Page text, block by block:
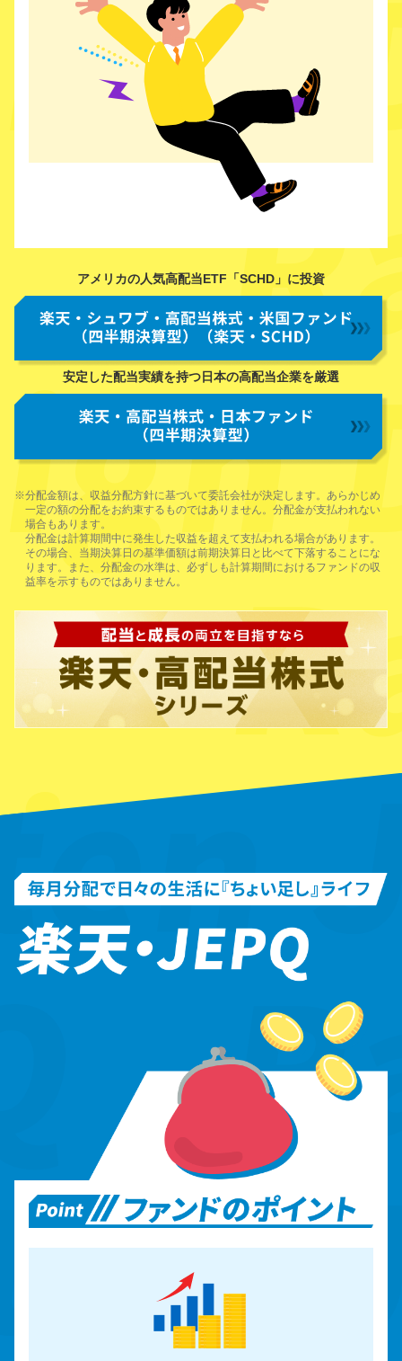
アメリカの人気高配当ETF「SCHD」に投資
安定した配当実績を持つ日本の高配当企業を厳選
※分配金額は、収益分配方針に基づいて委託会社が決定します。あらかじめ
一定の額の分配をお約束するものではありません。分配金が支払われない
場合もあります。
分配金は計算期間中に発生した収益を超えて支払われる場合があります。
その場合、当期決算日の基準価額は前期決算日と比べて下落することにな
ります。また、分配金の水準は、必ずしも計算期間におけるファンドの収
益率を示すものではありません。